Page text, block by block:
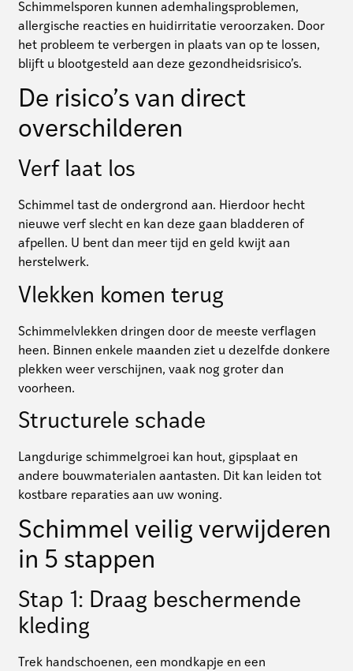
Schimmelsporen kunnen ademhalingsproblemen,
allergische reacties en huidirritatie veroorzaken. Door
het probleem te verbergen in plaats van op te lossen,
blijft u blootgesteld aan deze gezondheidsrisico’s.
De risico’s van direct
overschilderen
Verf laat los
Schimmel tast de ondergrond aan. Hierdoor hecht
nieuwe verf slecht en kan deze gaan bladderen of
afpellen. U bent dan meer tijd en geld kwijt aan
herstelwerk.
Vlekken komen terug
Schimmelvlekken dringen door de meeste verflagen
heen. Binnen enkele maanden ziet u dezelfde donkere
plekken weer verschijnen, vaak nog groter dan
voorheen.
Structurele schade
Langdurige schimmelgroei kan hout, gipsplaat en
andere bouwmaterialen aantasten. Dit kan leiden tot
kostbare reparaties aan uw woning.
Schimmel veilig verwijderen
in 5 stappen
Stap 1: Draag beschermende
kleding
Trek handschoenen, een mondkapje en een